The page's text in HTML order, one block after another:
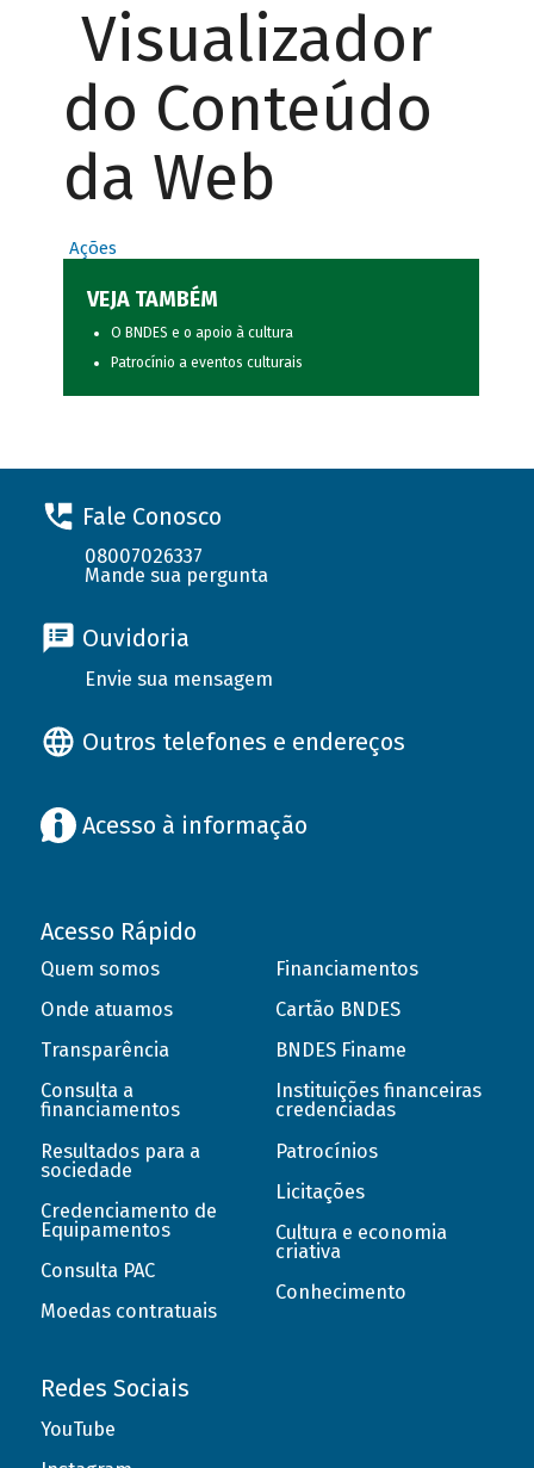
Visualizador
do Conteúdo
da Web
Ações
VEJA TAMBÉM
O BNDES e o apoio à cultura
Patrocínio a eventos culturais
Fale Conosco
08007026337
Mande sua pergunta
Ouvidoria
Envie sua mensagem
Outros telefones e endereços
Acesso à informação
Acesso Rápido
Quem somos
Onde atuamos
Transparência
Consulta a
financiamentos
Resultados para a
sociedade
Credenciamento de
Equipamentos
Consulta PAC
Moedas contratuais
Financiamentos
Cartão BNDES
BNDES Finame
Instituições financeiras
credenciadas
Patrocínios
Licitações
Cultura e economia
criativa
Conhecimento
Redes Sociais
YouTube